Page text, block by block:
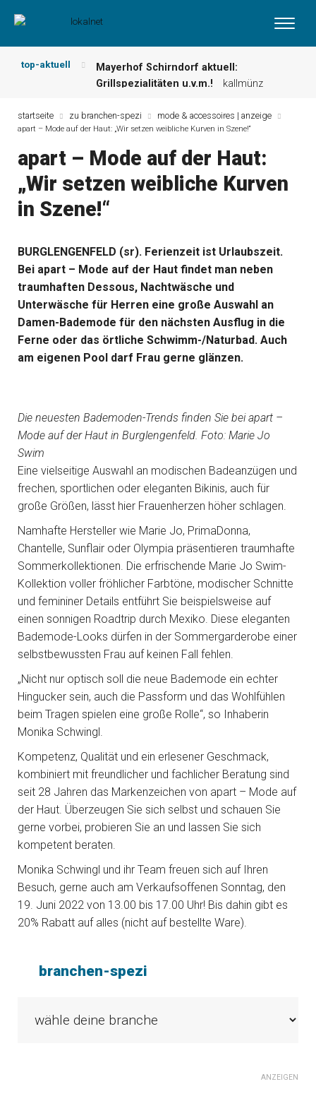
top-aktuell
Mayerhof Schirndorf aktuell:
Grillspezialitäten u.v.m.!
kallmünz
und mehr …
burglengenfeld
Der „deutsche Michel“ muss nun
leserbriefe
Maxhütter Fischladen: Unser aktuelles
Nutzen Sie aktuelle Angebote Ihrer
Metzgerei Hummel: Aktuelles
Wochenangebot!
startseite zu branchen-spezi mode & accessoires | anzeige
apart – Mode auf der Haut: „Wir setzen weibliche Kurven in Szene!“
apart – Mode auf der Haut:
„Wir setzen weibliche Kurven
in Szene!“
BURGLENGENFELD (sr). Ferienzeit ist Urlaubszeit.
Bei apart – Mode auf der Haut findet man neben
traumhaften Dessous, Nachtwäsche und
Unterwäsche für Herren eine große Auswahl an
Damen-Bademode für den nächsten Ausflug in die
Ferne oder das örtliche Schwimm-/Naturbad. Auch
am eigenen Pool darf Frau gerne glänzen.
Die neuesten Bademoden-Trends finden Sie bei apart –
Mode auf der Haut in Burglengenfeld. Foto: Marie Jo
Swim
Eine vielseitige Auswahl an modischen Badeanzügen und
frechen, sportlichen oder eleganten Bikinis, auch für
große Größen, lässt hier Frauenherzen höher schlagen.
Namhafte Hersteller wie Marie Jo, PrimaDonna,
Chantelle, Sunflair oder Olympia präsentieren traumhafte
Sommerkollektionen. Die erfrischende Marie Jo Swim-
Kollektion voller fröhlicher Farbtöne, modischer Schnitte
und femininer Details entführt Sie beispielsweise auf
einen sonnigen Roadtrip durch Mexiko. Diese eleganten
Bademode-Looks dürfen in der Sommergarderobe einer
selbstbewussten Frau auf keinen Fall fehlen.
„Nicht nur optisch soll die neue Bademode ein echter
Hingucker sein, auch die Passform und das Wohlfühlen
beim Tragen spielen eine große Rolle“, so Inhaberin
Monika Schwingl.
Kompetenz, Qualität und ein erlesener Geschmack,
kombiniert mit freundlicher und fachlicher Beratung sind
seit 28 Jahren das Markenzeichen von apart – Mode auf
der Haut. Überzeugen Sie sich selbst und schauen Sie
gerne vorbei, probieren Sie an und lassen Sie sich
kompetent beraten.
Monika Schwingl und ihr Team freuen sich auf Ihren
Besuch, gerne auch am Verkaufsoffenen Sonntag, den
19. Juni 2022 von 13.00 bis 17.00 Uhr! Bis dahin gibt es
20% Rabatt auf alles (nicht auf bestellte Ware).
branchen-spezi
ANZEIGEN